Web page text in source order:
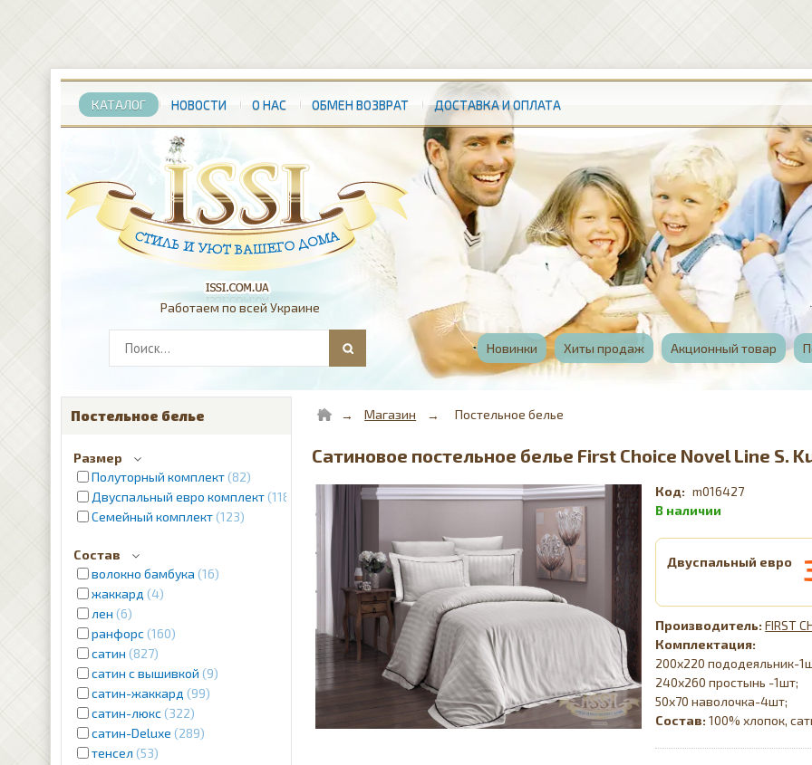
КАТАЛОГ НОВОСТИ О НАС ОБМЕН ВОЗВРАТ ДОСТАВКА И ОПЛАТА
Новинки Хиты продаж Акционный товар
Работаем по всей Украине
Постельное белье
Размер
Полуторный комплект 82
Двуспальный евро комплект 1187
Семейный комплект 123
Состав
волокно бамбука 16
жаккард
4
лен 6
ранфорс 160
сатин 827
сатин с вышивкой 9
сатин-жаккард
99
сатин-люкс 322
сатин-Deluxe 289
тенсел 53
Магазин Постельное белье
Сатиновое постельное белье First Choice Novel Line S.
m016427
Двуспальный евро
FIRST
Комплектация:
200х220 пододеяльник-
240х260 простынь -1шт;
50х70 наволочка-4шт;
Состав:100% хлопок,